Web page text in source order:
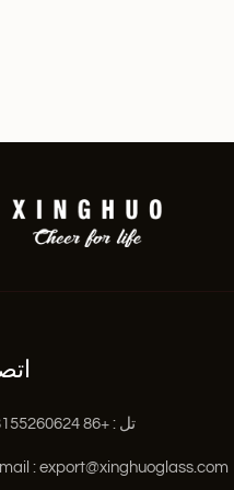
تل : +86 18155260624
: export@xinghuoglass.com